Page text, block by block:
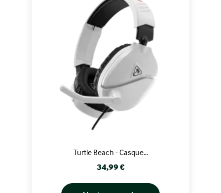
Turtle Beach - Casque...
Prix
34,99 €